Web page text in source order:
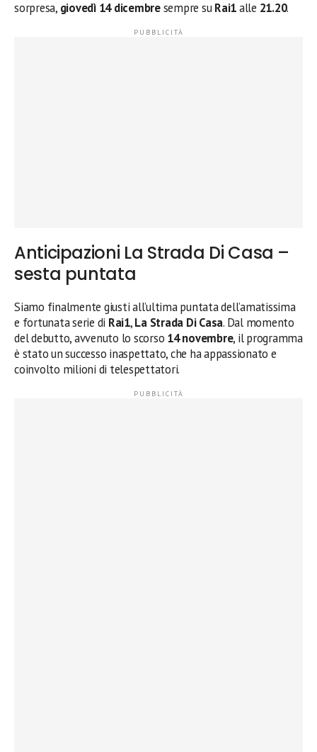
sorpresa, giovedì 14 dicembresempre suRai1alle 21.20.
Anticipazioni La Strada Di Casa –
sesta puntata
Siamo finalmente giusti all’ultima puntata dell’amatissima
e fortunata serie di Rai1,La Strada Di Casa. Dal momento
del debutto, avvenuto lo scorso 14 novembre, il programma
è stato un successo inaspettato, che ha appassionato e
coinvolto milioni di telespettatori.